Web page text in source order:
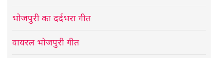
भोजपुरी का दर्दभरा गीत
वायरल भोजपुरी गीत